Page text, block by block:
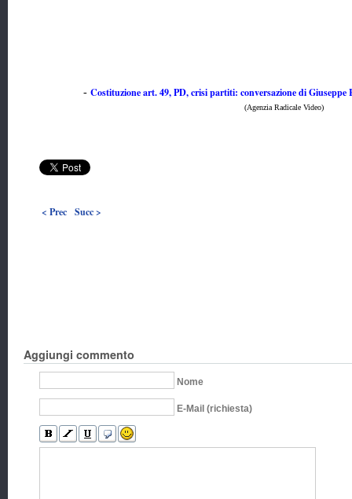
- Costituzione art. 49, PD, crisi partiti: conversazione di
(Agenzia Radicale Video)
< Prec Succ >
Aggiungi commento
Nome
E-Mail (richiesta)